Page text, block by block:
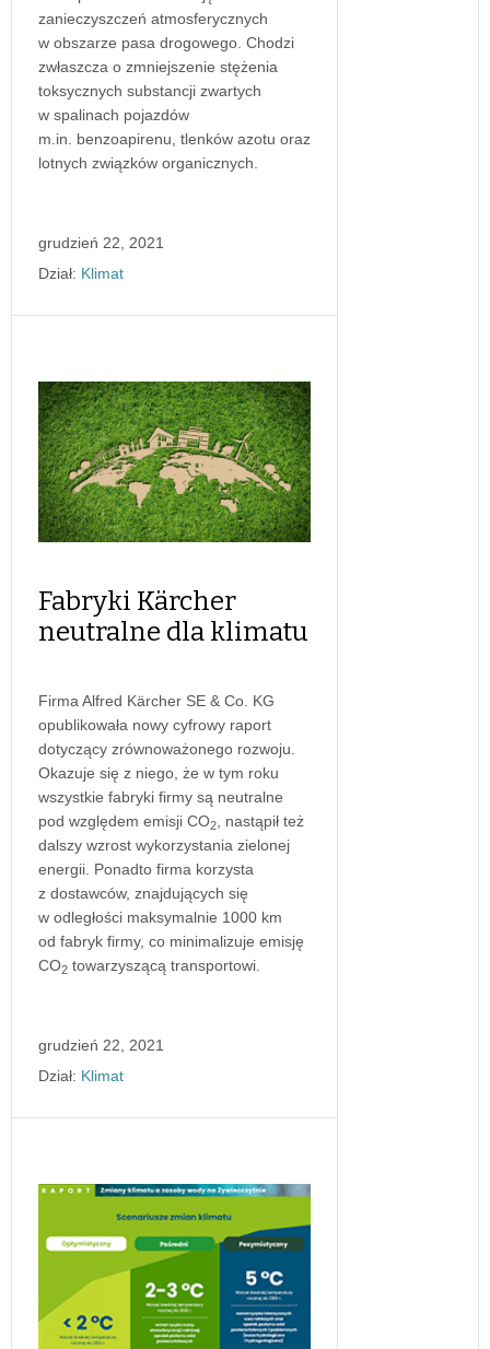
zanieczyszczeń atmosferycznych
w obszarze pasa drogowego. Chodzi
zwłaszcza o zmniejszenie stężenia
toksycznych substancji zwartych
w spalinach pojazdów
m.in. benzoapirenu, tlenków azotu oraz
lotnych związków organicznych.
grudzień 22, 2021
Dział: Klimat
Fabryki Kärcher
neutralne dla klimatu
Firma Alfred Kärcher SE & Co. KG
opublikowała nowy cyfrowy raport
dotyczący zrównoważonego rozwoju.
Okazuje się z niego, że w tym roku
wszystkie fabryki firmy są neutralne
pod względem emisji CO2
, nastąpił też
dalszy wzrost wykorzystania zielonej
energii. Ponadto firma korzysta
z dostawców, znajdujących się
w odległości maksymalnie 1000 km
od fabryk firmy, co minimalizuje emisję
CO2 towarzyszącą transportowi.
grudzień 22, 2021
Dział: Klimat